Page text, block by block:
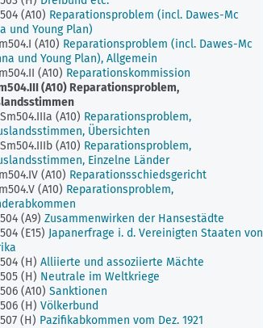
(A10) Reparationsproblem (incl. Dawes-Mc
und Young Plan)
(A10) Reparationsproblem (incl. Dawes-Mc
und Young Plan), Allgemein
(A10) Reparationskommission
(A10) Reparationsproblem,
(A10) Reparationsproblem,
Übersichten
(A10) Reparationsproblem,
Einzelne Länder
(A10) Reparationsschiedsgericht
(A10) Reparationsproblem,
(A9) Zusammenwirken der Hansestädte
(E15) Japanerfrage i. d. Vereinigten Staaten von
(H) Alliierte und assoziierte Mächte
(H) Neutrale im Weltkriege
(A10) Sanktionen
(H) Völkerbund
(H) Pazifikabkommen vom Dez. 1921